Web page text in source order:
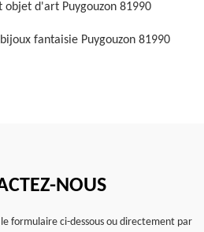
objet d'art Puygouzon 81990
fantaisie Puygouzon 81990
NOUS
formulaire ci-dessous ou directement par